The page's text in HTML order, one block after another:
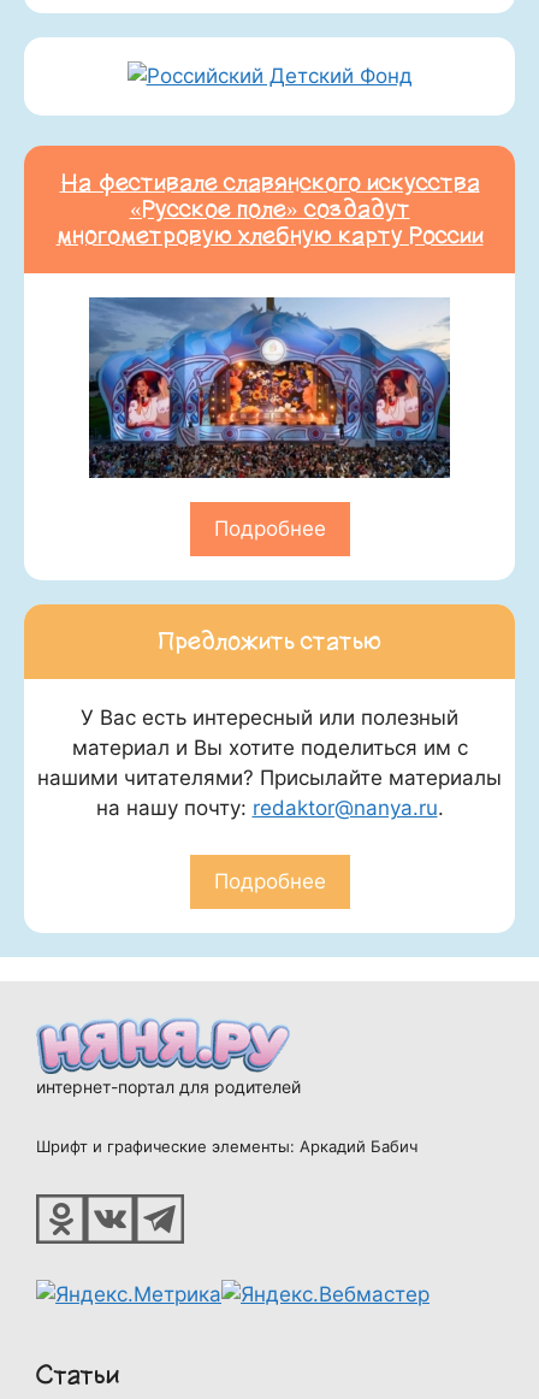
На фестивале славянского искусства
«Русское поле» создадут
многометровую хлебную карту России
Подробнее
Предложить статью
У Вас есть интересный или полезный
материал и Вы хотите поделиться им с
нашими читателями? Присылайте материалы
на нашу почту: redaktor@nanya.ru.
Подробнее
интернет-портал для родителей
Шрифт и графические элементы: Аркадий Бабич
Статьи